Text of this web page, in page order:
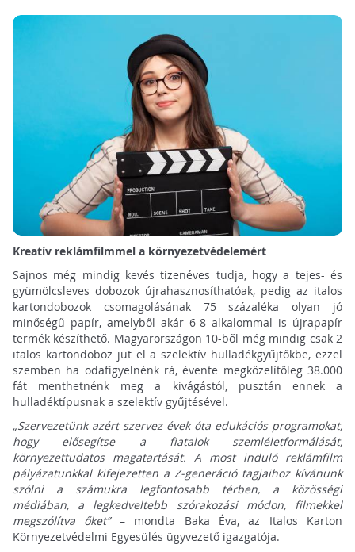
Kreatív reklámfilmmel a környezetvédelemért
Sajnos még mindig kevés tizenéves tudja, hogy a tejes- és
gyümölcsleves dobozok újrahasznosíthatóak, pedig az italos
kartondobozok csomagolásának 75 százaléka olyan jó
minőségű papír, amelyből akár 6-8 alkalommal is újrapapír
termék készíthető. Magyarországon 10-ből még mindig csak 2
italos kartondoboz jut el a szelektív hulladékgyűjtőkbe, ezzel
szemben ha odafigyelnénk rá, évente megközelítőleg 38.000
fát menthetnénk meg a kivágástól, pusztán ennek a
hulladéktípusnak a szelektív gyűjtésével.
„Szervezetünk azért szervez évek óta edukációs programokat,
hogy elősegítse a fiatalok szemléletformálását,
környezettudatos magatartását. A most induló reklámfilm
pályázatunkkal kifejezetten a Z-generáció tagjaihoz kívánunk
szólni a számukra legfontosabb térben, a közösségi
médiában, a legkedveltebb szórakozási módon, filmekkel
megszólítva őket”– mondta Baka Éva, az Italos Karton
Környezetvédelmi Egyesülés ügyvezető igazgatója.